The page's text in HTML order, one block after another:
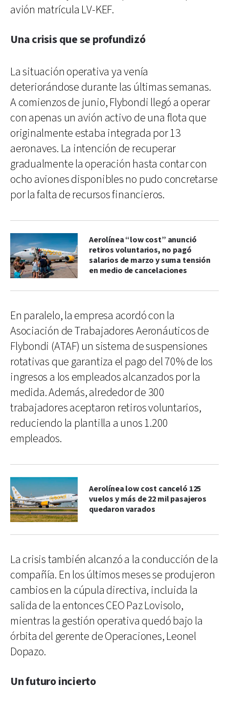
avión matrícula LV-KEF.
Una crisis que se profundizó
La situación operativa ya venía
deteriorándose durante las últimas semanas.
A comienzos de junio, Flybondi llegó a operar
con apenas un avión activo de una flota que
originalmente estaba integrada por 13
aeronaves. La intención de recuperar
gradualmente la operación hasta contar con
ocho aviones disponibles no pudo concretarse
por la falta de recursos financieros.
Aerolínea “low cost” anunció
retiros voluntarios, no pagó
salarios de marzo y suma tensión
en medio de cancelaciones
En paralelo, la empresa acordó con la
Asociación de Trabajadores Aeronáuticos de
Flybondi (ATAF) un sistema de suspensiones
rotativas que garantiza el pago del 70% de los
ingresos a los empleados alcanzados por la
medida. Además, alrededor de 300
trabajadores aceptaron retiros voluntarios,
reduciendo la plantilla a unos 1.200
empleados.
Aerolínea low cost canceló 125
vuelos y más de 22 mil pasajeros
quedaron varados
La crisis también alcanzó a la conducción de la
compañía. En los últimos meses se produjeron
cambios en la cúpula directiva, incluida la
salida de la entonces CEO Paz Lovisolo,
mientras la gestión operativa quedó bajo la
órbita del gerente de Operaciones, Leonel
Dopazo.
Un futuro incierto